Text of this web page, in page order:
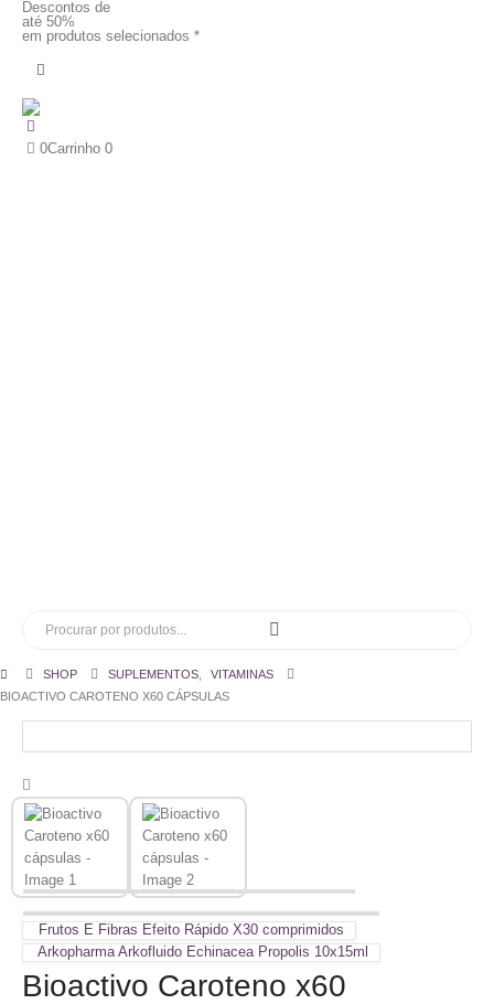
Descontos de
até 50%
em produtos selecionados *
0Carrinho 0
SHOP SUPLEMENTOS
VITAMINAS
BIOACTIVO CAROTENO X60 CÁPSULAS
Frutos E Fibras Efeito Rápido X30 comprimidos
Arkopharma Arkofluido Echinacea Propolis 10x15ml
Bioactivo Caroteno x60